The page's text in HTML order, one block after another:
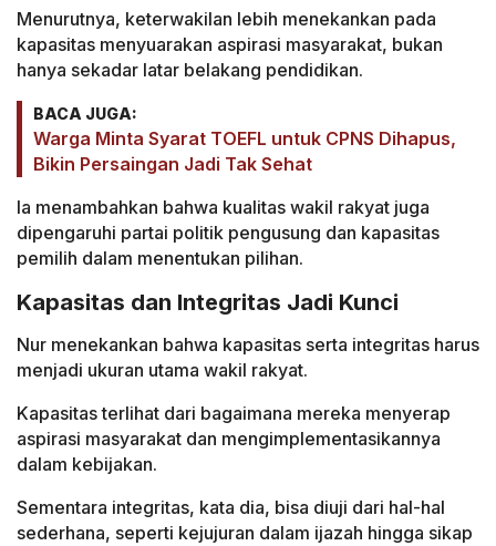
Menurutnya, keterwakilan lebih menekankan pada
kapasitas menyuarakan aspirasi masyarakat, bukan
hanya sekadar latar belakang pendidikan.
BACA JUGA:
Warga Minta Syarat TOEFL untuk CPNS Dihapus,
Bikin Persaingan Jadi Tak Sehat
Ia menambahkan bahwa kualitas wakil rakyat juga
dipengaruhi partai politik pengusung dan kapasitas
pemilih dalam menentukan pilihan.
Kapasitas dan Integritas Jadi Kunci
Nur menekankan bahwa kapasitas serta integritas harus
menjadi ukuran utama wakil rakyat.
Kapasitas terlihat dari bagaimana mereka menyerap
aspirasi masyarakat dan mengimplementasikannya
dalam kebijakan.
Sementara integritas, kata dia, bisa diuji dari hal-hal
sederhana, seperti kejujuran dalam ijazah hingga sikap